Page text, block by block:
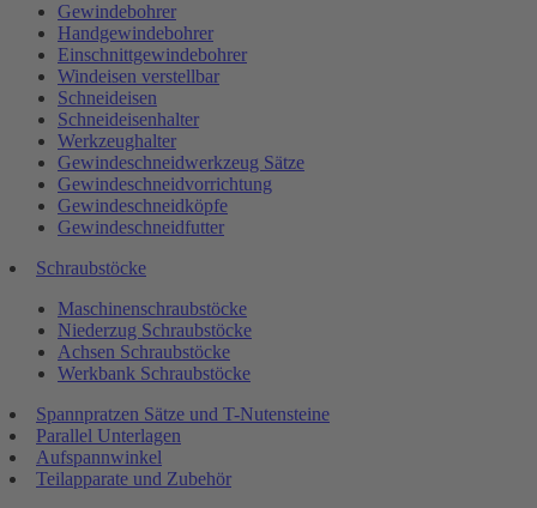
Gewindebohrer
Handgewindebohrer
Einschnittgewindebohrer
Windeisen verstellbar
Schneideisen
Schneideisenhalter
Werkzeughalter
Gewindeschneidwerkzeug Sätze
Gewindeschneidvorrichtung
Gewindeschneidköpfe
Gewindeschneidfutter
Schraubstöcke
Maschinenschraubstöcke
Niederzug Schraubstöcke
Achsen Schraubstöcke
Werkbank Schraubstöcke
Spannpratzen Sätze und T-Nutensteine
Parallel Unterlagen
Aufspannwinkel
Teilapparate und Zubehör